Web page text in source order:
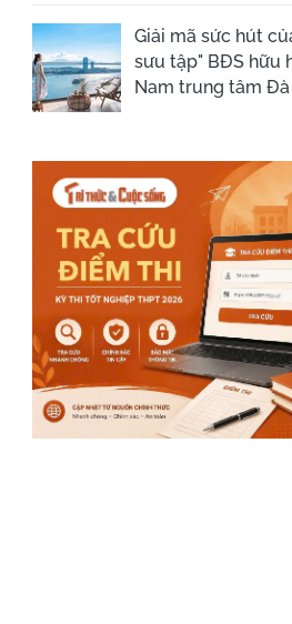
Giải mã sức hút
sưu tập" BĐS hữu
Nam trung tâm Đà